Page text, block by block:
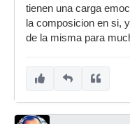
tienen una carga
la composicion en si,
de la misma para